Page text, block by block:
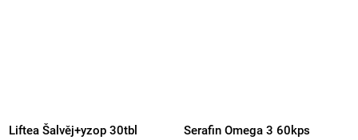
Liftea Šalvěj+yzop 30tbl Serafin Omega 3 60kps